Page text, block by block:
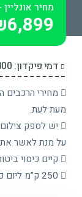
מחיר אונליין
דמי פיקדון: 5,000 AED
מחירי הרכבים
מעת לעת.
יש לספק צילום
על מנת לאשר
קיים כיסוי